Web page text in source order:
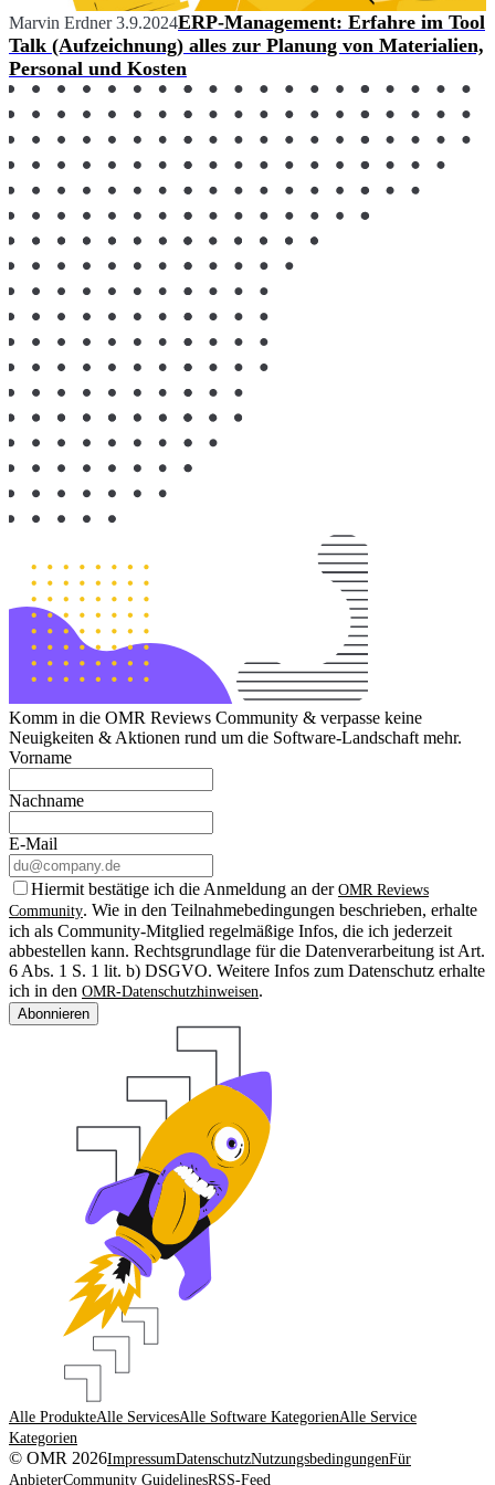
Marvin Erdner 3.9.2024ERP-Management: Erfahre im Tool
Talk (Aufzeichnung) alles zur Planung von Materialien,
Personal und Kosten
Komm in die OMR Reviews Community & verpasse keine
Neuigkeiten & Aktionen rund um die Software-Landschaft mehr.
Vorname
Nachname
E-Mail
Hiermit bestätige ich die Anmeldung an der OMR Reviews
Community. Wie in den Teilnahmebedingungen beschrieben, erhalte
ich als Community-Mitglied regelmäßige Infos, die ich jederzeit
abbestellen kann. Rechtsgrundlage für die Datenverarbeitung ist Art.
6 Abs. 1 S. 1 lit. b) DSGVO. Weitere Infos zum Datenschutz erhalte
ich in den OMR-Datenschutzhinweisen.
Abonnieren
Alle ProdukteAlle ServicesAlle Software KategorienAlle Service
Kategorien
© OMR 2026ImpressumDatenschutzNutzungsbedingungenFür
AnbieterCommunity GuidelinesRSS-Feed